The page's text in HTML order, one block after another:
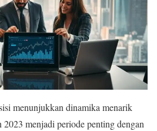
menunjukkan dinamika menarik
menjadi periode penting dengan